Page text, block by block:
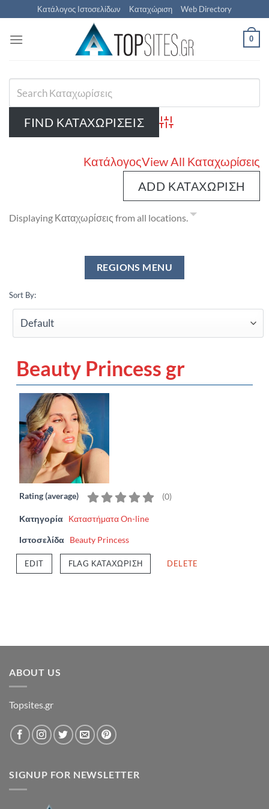
Μετάβαση
στο
περιεχόμενο
Κατάλογος Ιστοσελίδων Καταχώριση Web Directory
0
Advanced Search
ΚατάλογοςView All Καταχωρίσεις
ADD ΚΑΤΑΧΏΡΙΣΗ
Displaying Καταχωρίσεις from all locations.
Sort By:
Beauty Princess gr
Rating (average) (0)
Κατηγορία Καταστήματα On-line
Ιστοσελίδα Beauty Princess
EDIT FLAG ΚΑΤΑΧΏΡΙΣΗ DELETE
ABOUT US
Topsites.gr
SIGNUP FOR NEWSLETTER